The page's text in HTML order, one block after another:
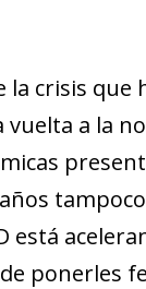
crisis que
vuelta a la
está
ponerles